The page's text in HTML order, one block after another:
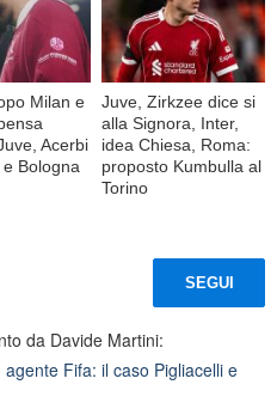
Milan e
Acerbi
Bologna
Juve, Zirkzee dice si
alla Signora, Inter,
idea Chiesa, Roma:
proposto Kumbulla al
Torino
SEGUI
da Davide Martini:
Fifa: il caso Pigliacelli e